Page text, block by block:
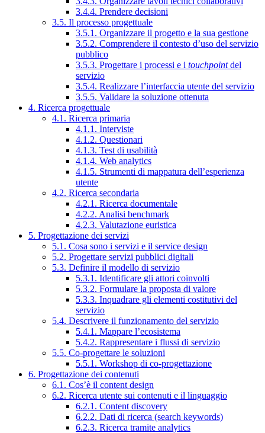
3.4.4. Prendere decisioni
3.5. Il processo progettuale
3.5.1. Organizzare il progetto e la sua gestione
3.5.2. Comprendere il contesto d’uso del servizio
pubblico
3.5.3. Progettare i processi e i touchpointdel
servizio
3.5.4. Realizzare l’interfaccia utente del servizio
3.5.5. Validare la soluzione ottenuta
4. Ricerca progettuale
4.1. Ricerca primaria
4.1.1. Interviste
4.1.2. Questionari
4.1.3. Test di usabilità
4.1.4. Web analytics
4.1.5. Strumenti di mappatura dell’esperienza
utente
4.2. Ricerca secondaria
4.2.1. Ricerca documentale
4.2.2. Analisi benchmark
4.2.3. Valutazione euristica
5. Progettazione dei servizi
5.1. Cosa sono i servizi e il service design
5.2. Progettare servizi pubblici digitali
5.3. Definire il modello di servizio
5.3.1. Identificare gli attori coinvolti
5.3.2. Formulare la proposta di valore
5.3.3. Inquadrare gli elementi costitutivi del
servizio
5.4. Descrivere il funzionamento del servizio
5.4.1. Mappare l’ecosistema
5.4.2. Rappresentare i flussi di servizio
5.5. Co-progettare le soluzioni
5.5.1. Workshop di co-progettazione
6. Progettazione dei contenuti
6.1. Cos’è il content design
6.2. Ricerca utente sui contenuti e il linguaggio
6.2.1. Content discovery
6.2.2. Dati di ricerca (search keywords)
6.2.3. Ricerca tramite analytics